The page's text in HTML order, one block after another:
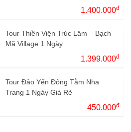
1.400.000đ
Tour Thiền Viện Trúc Lâm – Bạch
Mã Village 1 Ngày
1.399.000đ
Tour Đảo Yến Đông Tằm Nha
Trang 1 Ngày Giá Rẻ
450.000đ